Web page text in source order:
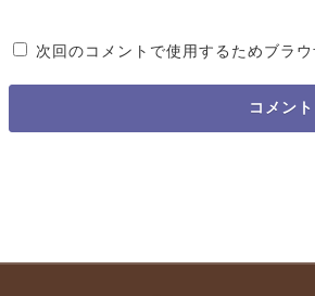
次回のコメントで使用するためブラ